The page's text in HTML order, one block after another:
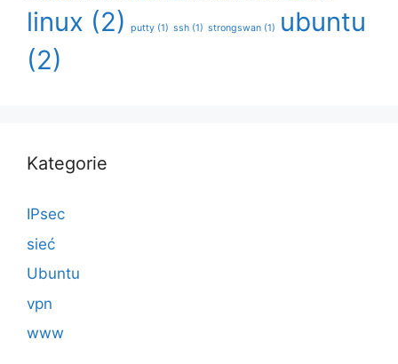
linux (2) putty (1) ssh (1) strongswan (1)
ubuntu
(2)
Kategorie
IPsec
sieć
Ubuntu
vpn
www